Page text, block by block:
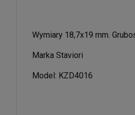
Wymiary 18,7x19 mm.
Marka Staviori
Model: KZD4016